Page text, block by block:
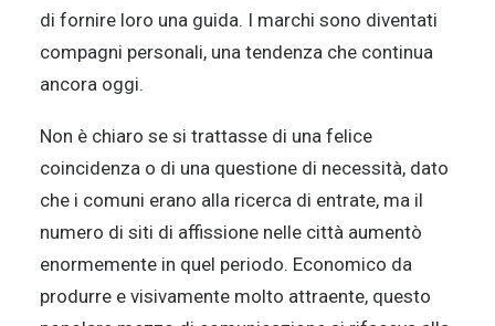
di fornire loro una guida. I marchi sono diventati
compagni personali, una tendenza che continua
ancora oggi.
Non è chiaro se si trattasse di una felice
coincidenza o di una questione di necessità, dato
che i comuni erano alla ricerca di entrate, ma il
numero di siti di affissione nelle città aumentò
enormemente in quel periodo. Economico da
produrre e visivamente molto attraente, questo